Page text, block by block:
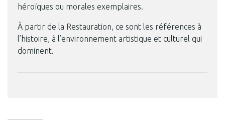
héroïques ou morales exemplaires.
À partir de la Restauration, ce sont les références à
l’histoire, à l’environnement artistique et culturel qui
dominent.